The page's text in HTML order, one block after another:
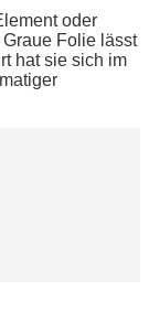
oder
Folie lässt
hat sie sich im